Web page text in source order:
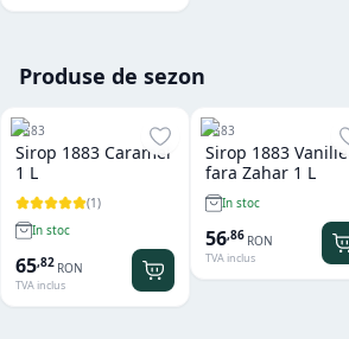
Produse de sezon
1883
Sirop 1883 Caramel
1 L
(1)
In stoc
65,82 RON
TVA inclus
1883
Sirop 1883 Vanilie
fara Zahar 1 L
In stoc
56,86 RON
TVA inclus